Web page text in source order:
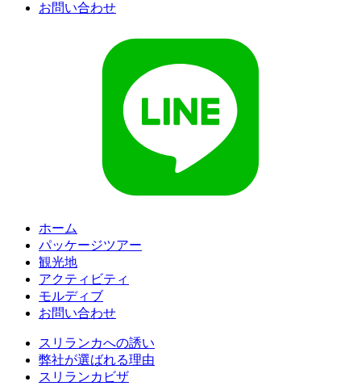
お問い合わせ
ホーム
パッケージツアー
観光地
アクティビティ
モルディブ
お問い合わせ
スリランカへの誘い
弊社が選ばれる理由
スリランカビザ